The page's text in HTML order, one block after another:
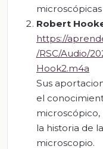
Robert
https://
/RSC/Audio/
Hook2.m4a
Sus
el
microscópico,
la historia de
microscopio.